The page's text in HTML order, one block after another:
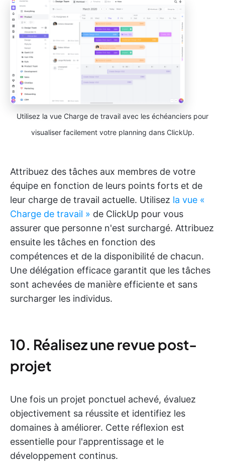
Utilisez la vue Charge de travail avec les échéanciers pour
visualiser facilement votre planning dans ClickUp.
Attribuez des tâches aux membres de votre
équipe en fonction de leurs points forts et de
leur charge de travail actuelle. Utilisez la vue «
Charge de travail » de ClickUp pour vous
assurer que personne n'est surchargé. Attribuez
ensuite les tâches en fonction des
compétences et de la disponibilité de chacun.
Une délégation efficace garantit que les tâches
sont achevées de manière efficiente et sans
surcharger les individus.
10. Réalisez une revue post-
projet
Une fois un projet ponctuel achevé, évaluez
objectivement sa réussite et identifiez les
domaines à améliorer. Cette réflexion est
essentielle pour l'apprentissage et le
développement continus.